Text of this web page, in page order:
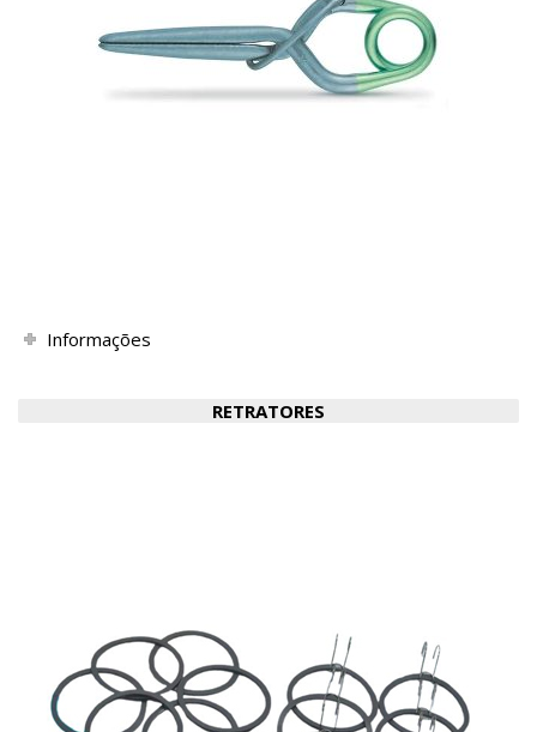
Informações
RETRATORES